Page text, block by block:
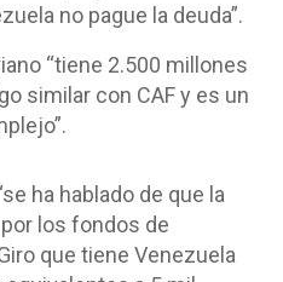
no pague la deuda”.
“tiene 2.500 millones
similar con CAF y es un
ha hablado de que la
los fondos de
que tiene Venezuela